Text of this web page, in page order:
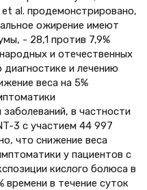
al. продемонстрировано,
ожирение имеют
- 28,1 против 7,9%
и отечественных
диагностике и лечению
веса на 5%
в частности
3 с участием 44 997
что снижение веса
у пациентов с
кислого болюса в
в течение суток